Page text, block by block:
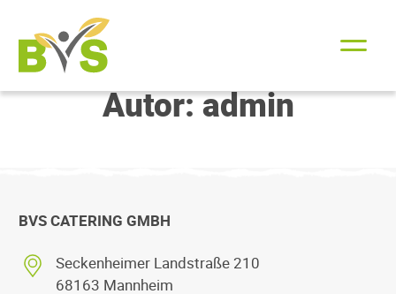
Autor:admin
BVS CATERING GMBH
Seckenheimer Landstraße 210
68163 Mannheim